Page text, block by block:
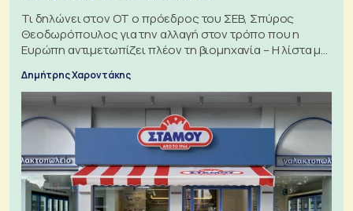
Τι δηλώνει στον ΟΤ ο πρόεδρος του ΣΕΒ, Σπύρος
Θεοδωρόπουλος για την αλλαγή στον τρόπο που η
Ευρώπη αντιμετωπίζει πλέον τη βιομηχανία – Η λίστα με
Δημήτρης Χαροντάκης